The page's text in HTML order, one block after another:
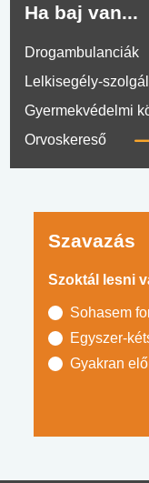
Ha baj van...
Drogambulanciák
Lelkisegély-
Gyermekvédelmi
Orvoskereső
Szavazás
Szoktál lesni
Sohasem
Egyszer-
Gyakran